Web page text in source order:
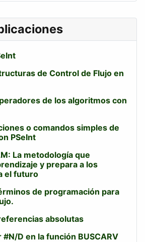
de Control de Flujo en
de los algoritmos con
o comandos simples de
PSeInt
La metodología que
y prepara a los
el futuro
de programación para
absolutas
D en la función BUSCARV